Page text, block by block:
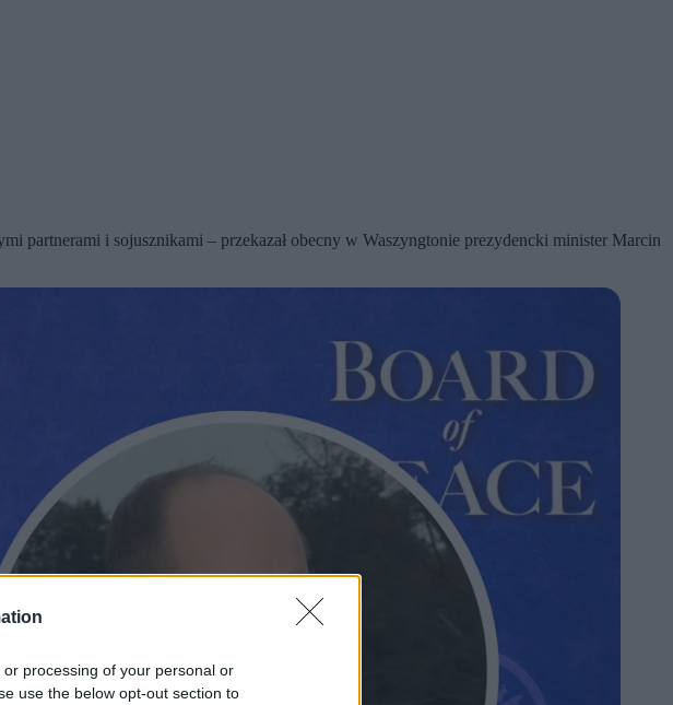
processing of your personal or
use the below opt-out section to
partnerami i sojusznikami – przekazał obecny w Waszyngtonie prezydencki minister Marcin